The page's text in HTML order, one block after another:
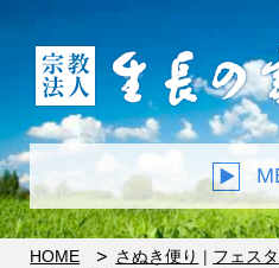
HOME さぬき便り | フェス